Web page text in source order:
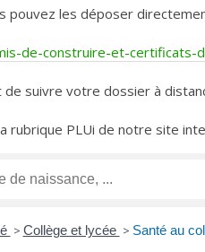
pouvez les déposer
de-construire-et-certificats-
suivre votre dossier à
rubrique PLUi de notre site
> Collège et lycée > Santé au